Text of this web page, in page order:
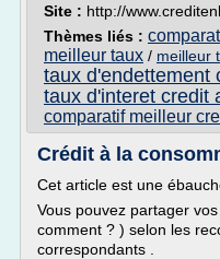
Site : http://
Thèmes liés :
meilleur taux / meilleur
taux d'endettement
taux d'interet credit
comparatif meilleur
Crédit à la
Cet article est une
Vous pouvez partager
comment ? ) selon les
correspondants .